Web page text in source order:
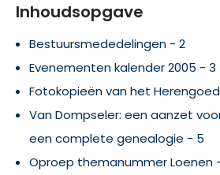
Inhoudsopgave
Bestuursmededelingen - 2
Evenementen kalender 2005 - 3
Fotokopieën van het
Van Dompseler: een aanzet
een complete genealogie - 5
Oproep themanummer Loenen -